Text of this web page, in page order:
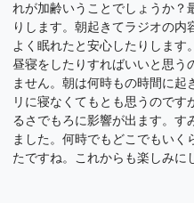
れが加齢いうことでしょうか？
りします。朝起きてラジオの内
よく眠れたと安心したりします
昼寝をしたりすればいいと思う
ません。朝は何時もの時間に起
リに寝なくてもとも思うので
るさでもろに影響が出ます。す
ました。何時でもどこでもいく
たですね。これからも楽しみに